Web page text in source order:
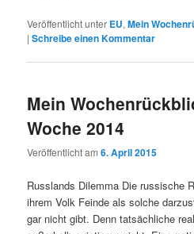
Veröffentlicht unter EU,Mein
|Schreibe einen Kommentar
Mein
Woche 2014
Veröffentlicht am6. April 2015
Russlands Dilemma Die russische
ihrem Volk Feinde als solche
gar nicht gibt. Denn tatsächliche